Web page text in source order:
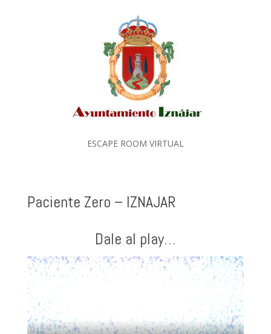
ESCAPE ROOM VIRTUAL
Paciente Zero – IZNAJAR
Dale al play…